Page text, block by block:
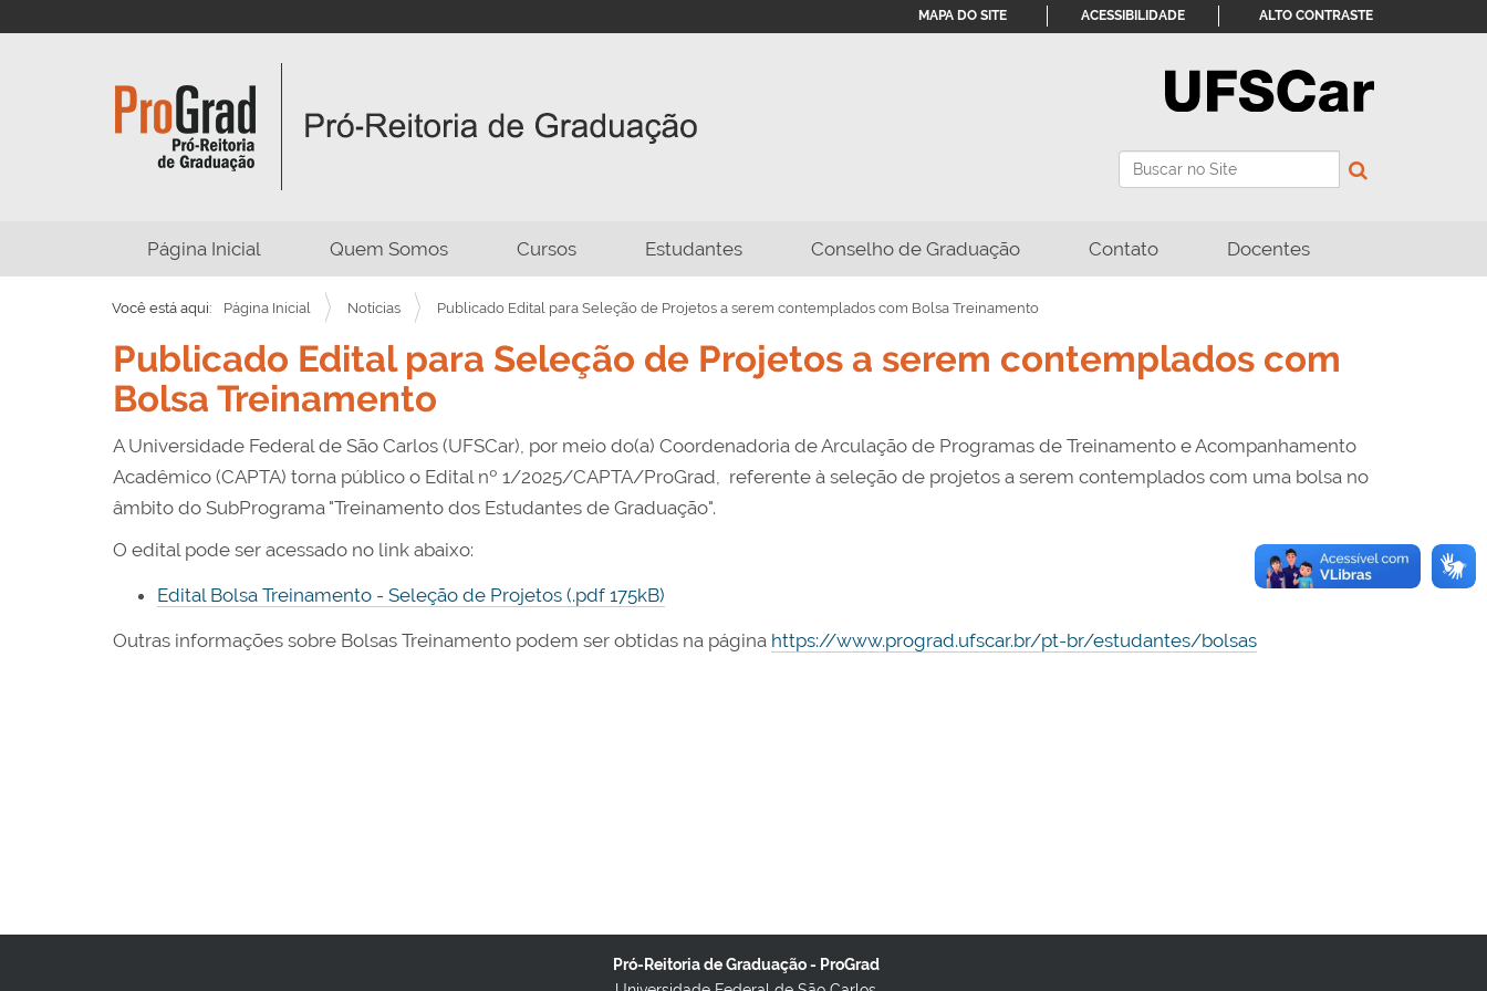
Busca
MAPA DO SITE ACESSIBILIDADE ALTO CONTRASTE
Página Inicial Quem Somos Cursos Estudantes Conselho de Graduação Contato Docentes
Você está aqui: Página Inicial Notícias Publicado Edital para Seleção de Projetos a serem contemplados com Bolsa Treinamento
Publicado Edital para Seleção de Projetos a serem contemplados com
Bolsa Treinamento
A Universidade Federal de São Carlos (UFSCar), por meio do(a) Coordenadoria de Arculação de Programas de Treinamento e Acompanhamento
Acadêmico (CAPTA) torna público o Edital nº 1/2025/CAPTA/ProGrad, referente à seleção de projetos a serem contemplados com uma bolsa no
âmbito do SubPrograma "Treinamento dos Estudantes de Graduação".
O edital pode ser acessado no link abaixo:
Edital Bolsa Treinamento - Seleção de Projetos (.pdf 175kB)
Outras informações sobre Bolsas Treinamento podem ser obtidas na página https://www.prograd.ufscar.br/pt-br/estudantes/bolsas
Pró-Reitoria de Graduação - ProGrad